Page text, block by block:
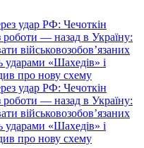
удар РФ: Чечоткін
роботи — назад в Україну:
військовозобов’язаних
ударами «Шахедів» і
про нову схему
удар РФ: Чечоткін
роботи — назад в Україну:
військовозобов’язаних
ударами «Шахедів» і
про нову схему